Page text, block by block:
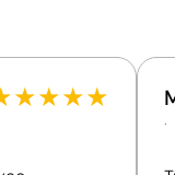
une norme
des
★★★★
.